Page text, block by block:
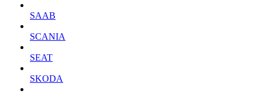
SAAB
SCANIA
SEAT
SKODA